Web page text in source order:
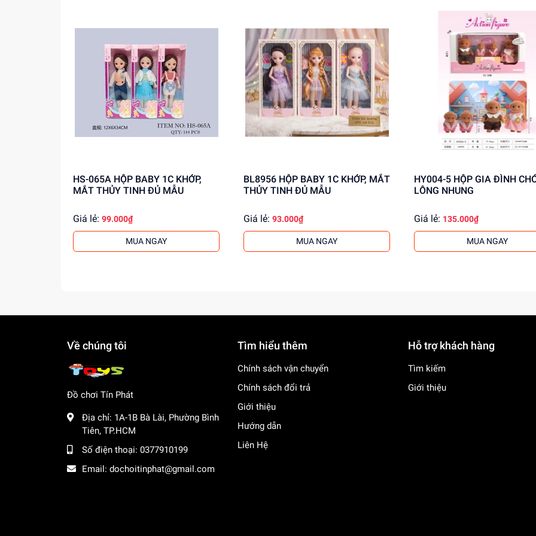
HS-065A HỘP BABY 1C KHỚP,
MẮT THỦY TINH ĐỦ MẪU
Giá lẻ: 99.000₫
MUA NGAY
BL8956 HỘP BABY 1C KHỚP, MẮT
THỦY TINH ĐỦ MẪU
Giá lẻ: 93.000₫
MUA NGAY
HY004-5 HỘP GIA ĐÌNH CHÓ 4C
LÔNG NHUNG
Giá lẻ: 135.000₫
MUA NGAY
Về chúng tôi
Đồ chơi Tín Phát
Địa chỉ: 1A-1B Bà Lài, Phường Bình
Tiên, TP.HCM
Số điện thoại: 0377910199
Email: dochoitinphat@gmail.com
Tìm hiểu thêm
Chính sách vận chuyển
Chính sách đổi trả
Giới thiệu
Hướng dẫn
Liên Hệ
Hỗ trợ khách hàng
Tìm kiếm
Giới thiệu